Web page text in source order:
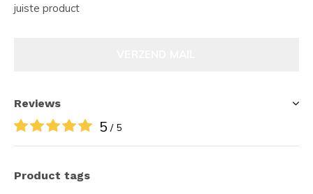
juiste product
Reviews
5 / 5
Product tags